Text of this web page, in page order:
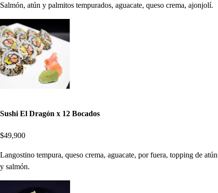
Salmón, atún y palmitos tempurados, aguacate, queso crema, ajonjolí.
Sushi El Dragón x 12 Bocados
$49,900
Langostino tempura, queso crema, aguacate, por fuera, topping de atún
y salmón.